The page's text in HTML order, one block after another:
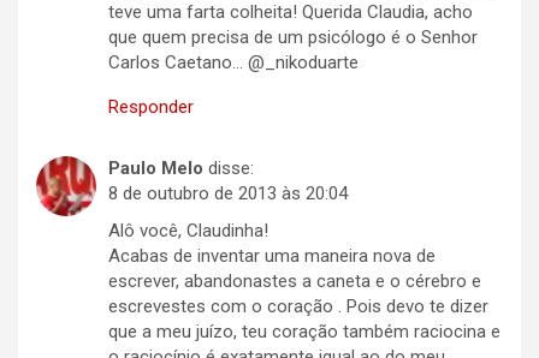
teve uma farta colheita! Querida Claudia, acho
que quem precisa de um psicólogo é o Senhor
Carlos Caetano… @_nikoduarte
Responder
Paulo Melo disse:
8 de outubro de 2013 às 20:04
Alô você, Claudinha!
Acabas de inventar uma maneira nova de
escrever, abandonastes a caneta e o cérebro e
escrevestes com o coração . Pois devo te dizer
que a meu juízo, teu coração também raciocina e